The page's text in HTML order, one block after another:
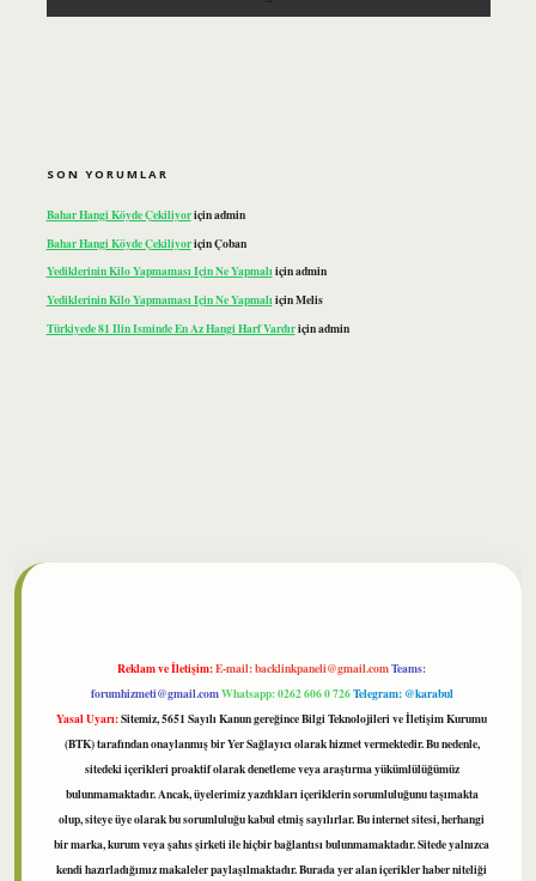
SON YORUMLAR
Bahar Hangi Köyde Çekiliyoriçinadmin
Bahar Hangi Köyde ÇekiliyoriçinÇoban
Yediklerinin Kilo Yapmaması Için Ne Yapmalıiçinadmin
Yediklerinin Kilo Yapmaması Için Ne YapmalıiçinMelis
Türkiyede 81 Ilin Isminde En Az Hangi Harf Vardıriçinadmin
Reklam ve İletişim:E-mail:backlinkpaneli@gmail.comTeams:
forumhizmeti@gmail.comWhatsapp: 0262 606 0 726Telegram: @karabul
Yasal Uyarı:Sitemiz, 5651 Sayılı Kanun gereğince Bilgi Teknolojileri ve İletişim Kurumu
(BTK) tarafından onaylanmış bir Yer Sağlayıcı olarak hizmet vermektedir. Bu nedenle,
sitedeki içerikleri proaktif olarak denetleme veya araştırma yükümlülüğümüz
bulunmamaktadır. Ancak, üyelerimiz yazdıkları içeriklerin sorumluluğunu taşımakta
olup, siteye üye olarak bu sorumluluğu kabul etmiş sayılırlar. Bu internet sitesi, herhangi
bir marka, kurum veya şahıs şirketi ile hiçbir bağlantısı bulunmamaktadır. Sitede yalnızca
kendi hazırladığımız makaleler paylaşılmaktadır. Burada yer alan içerikler haber niteliği